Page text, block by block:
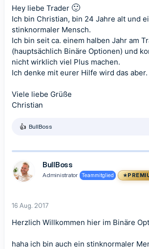
Hey liebe Trader 🙂
Ich bin Christian, bin 24 Jahre alt und
stinknormaler Mensch.
Ich bin seit ca. einem halben Jahr am
(hauptsächlich Binäre Optionen) und
nicht wirklich viel Plus machen.
Ich denke mit eurer Hilfe wird das aber.
Viele liebe Grüße
Christian
R
k
o
:
BullBoss
BullBoss
Administrator Teammitglied
16 Aug. 2017
Herzlich Willkommen hier im Binäre
haha ich bin auch ein stinknormaler